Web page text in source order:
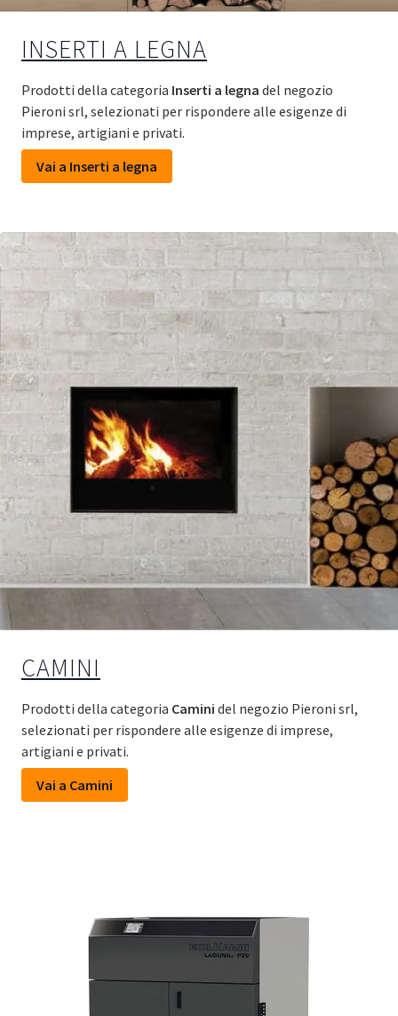
INSERTI A LEGNA
Prodotti della categoria Inserti a legna del negozio
Pieroni srl, selezionati per rispondere alle esigenze di
imprese, artigiani e privati.
Vai a Inserti a legna
CAMINI
Prodotti della categoria Camini del negozio Pieroni srl,
selezionati per rispondere alle esigenze di imprese,
artigiani e privati.
Vai a Camini